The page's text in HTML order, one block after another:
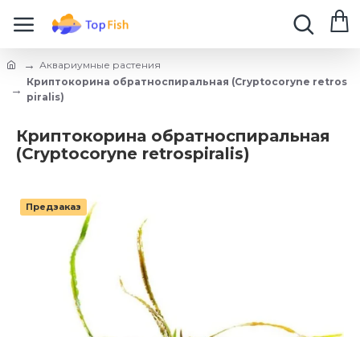
Аквариумные растения
Криптокорина обратноспиральная (Cryptocoryne retros
piralis)
Криптокорина обратноспиральная
(Cryptocoryne retrospiralis)
Предзаказ